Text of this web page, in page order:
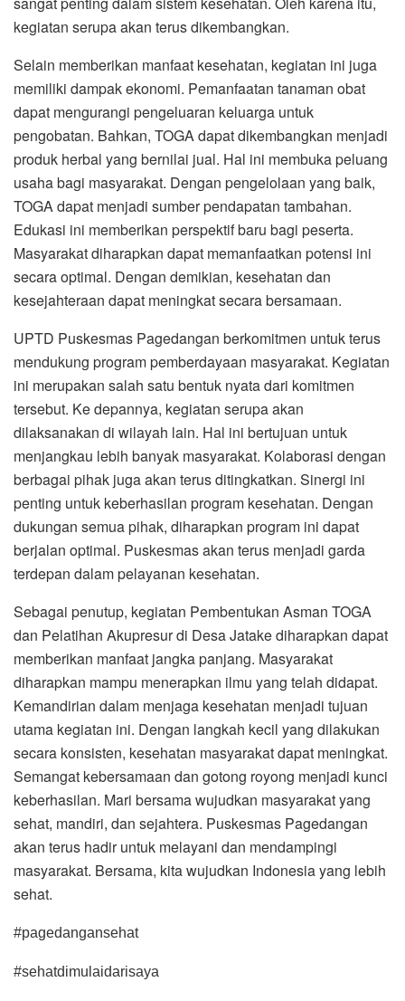
kegiatan serupa akan terus dikembangkan.
Selain memberikan manfaat kesehatan, kegiatan ini juga
memiliki dampak ekonomi. Pemanfaatan tanaman obat
dapat mengurangi pengeluaran keluarga untuk
pengobatan. Bahkan, TOGA dapat dikembangkan menjadi
produk herbal yang bernilai jual. Hal ini membuka peluang
usaha bagi masyarakat. Dengan pengelolaan yang baik,
TOGA dapat menjadi sumber pendapatan tambahan.
Edukasi ini memberikan perspektif baru bagi peserta.
Masyarakat diharapkan dapat memanfaatkan potensi ini
secara optimal. Dengan demikian, kesehatan dan
kesejahteraan dapat meningkat secara bersamaan.
UPTD Puskesmas Pagedangan berkomitmen untuk terus
mendukung program pemberdayaan masyarakat. Kegiatan
ini merupakan salah satu bentuk nyata dari komitmen
tersebut. Ke depannya, kegiatan serupa akan
dilaksanakan di wilayah lain. Hal ini bertujuan untuk
menjangkau lebih banyak masyarakat. Kolaborasi dengan
berbagai pihak juga akan terus ditingkatkan. Sinergi ini
penting untuk keberhasilan program kesehatan. Dengan
dukungan semua pihak, diharapkan program ini dapat
berjalan optimal. Puskesmas akan terus menjadi garda
terdepan dalam pelayanan kesehatan.
Sebagai penutup, kegiatan Pembentukan Asman TOGA
dan Pelatihan Akupresur di Desa Jatake diharapkan dapat
memberikan manfaat jangka panjang. Masyarakat
diharapkan mampu menerapkan ilmu yang telah didapat.
Kemandirian dalam menjaga kesehatan menjadi tujuan
utama kegiatan ini. Dengan langkah kecil yang dilakukan
secara konsisten, kesehatan masyarakat dapat meningkat.
Semangat kebersamaan dan gotong royong menjadi kunci
keberhasilan. Mari bersama wujudkan masyarakat yang
sehat, mandiri, dan sejahtera. Puskesmas Pagedangan
akan terus hadir untuk melayani dan mendampingi
masyarakat. Bersama, kita wujudkan Indonesia yang lebih
sehat.
#pagedangansehat
#sehatdimulaidarisaya